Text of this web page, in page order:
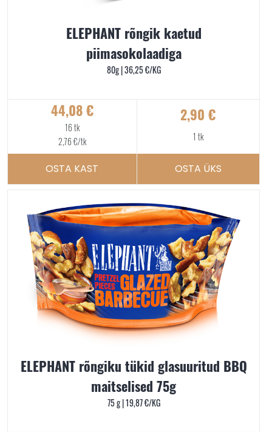
ELEPHANT rõngik kaetud
piimasokolaadiga
80g |36,25€/KG
44,08€
16 tk
2,76€/tk
OSTA KAST
2,90€
1 tk
OSTA ÜKS
ELEPHANT rõngiku tükid glasuuritud BBQ
maitselised 75g
75 g |19,87€/KG